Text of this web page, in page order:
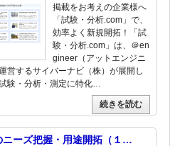
掲載をお考えの企業様へ
「試験・分析.com」で、
効率よく新規開拓！「試
験・分析.com」は、＠en
gineer（アットエンジニ
営するサイバーナビ（株）が展開し
験・分析・測定に特化…
続きを読む
ニーズ把握・用途開拓（１…